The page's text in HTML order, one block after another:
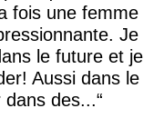
fois une femme
Je
le future et je
Aussi dans le
dans des...